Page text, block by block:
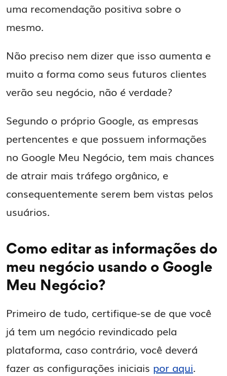
uma recomendação positiva sobre o
mesmo.
Não preciso nem dizer que isso aumenta e
muito a forma como seus futuros clientes
verão seu negócio, não é verdade?
Segundo o próprio Google, as empresas
pertencentes e que possuem informações
no Google Meu Negócio, tem mais chances
de atrair mais tráfego orgânico, e
consequentemente serem bem vistas pelos
usuários.
Como editar as informações do
meu negócio usando o Google
Meu Negócio?
Primeiro de tudo, certifique-se de que você
já tem um negócio revindicado pela
plataforma, caso contrário, você deverá
fazer as configurações iniciais por aqui.